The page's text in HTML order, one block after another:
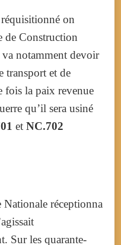
on
de Construction
notamment devoir
transport et de
fois la paix revenue
qu’il sera usiné
et NC.702
réceptionna
Sur les quarante-